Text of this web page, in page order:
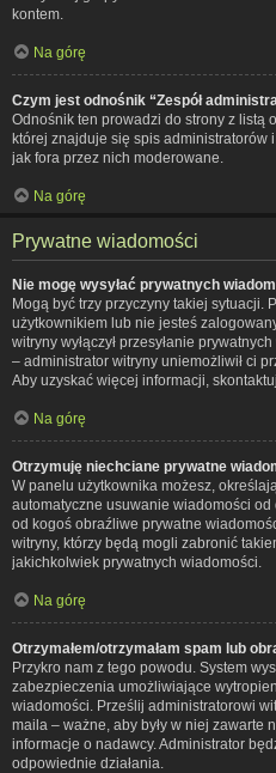
kontem.
Na górę
Czym jest odnośnik “Zespół
Odnośnik ten prowadzi do strony z listą
której znajduje się spis administratorów
jak fora przez nich moderowane.
Na górę
Prywatne wiadomości
Nie mogę wysyłać prywatnych
Mogą być trzy przyczyny takiej sytuacji.
użytkownikiem lub nie jesteś
witryny wyłączył przesyłanie
– administrator witryny uniemożliwił ci
Aby uzyskać więcej informacji,
Na górę
Otrzymuję niechciane prywatne
W panelu użytkownika możesz,
automatyczne usuwanie wiadomości
od kogoś obraźliwe prywatne
witryny, którzy będą mogli zabronić
jakichkolwiek prywatnych wiadomości.
Na górę
Otrzymałem/otrzymałam spam lub
Przykro nam z tego powodu. System
zabezpieczenia umożliwiające
wiadomości. Prześlij administratorowi
maila – ważne, aby były w niej zawarte
informacje o nadawcy. Administrator
odpowiednie działania.